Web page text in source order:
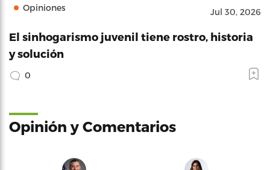
Opiniones Jul 30, 2026
El sinhogarismo juvenil tiene rostro, historia
y solución
0
Opinión y Comentarios